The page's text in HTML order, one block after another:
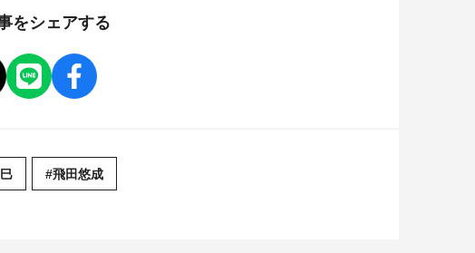
をシェアする
#飛田悠成